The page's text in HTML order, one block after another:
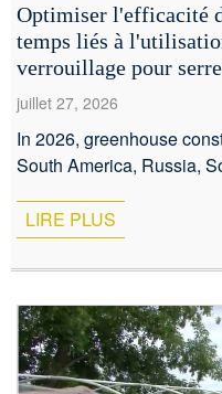
Optimiser l'efficacité
temps liés à
verrouillage pour
juillet 27, 2026
In 2026, greenhouse
South America, Russia,
labor costs and
are a commercial grower
distributor sourcing
LIRE PLUS